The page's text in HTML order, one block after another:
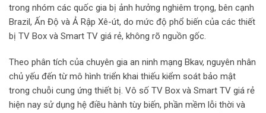
trong nhóm các quốc gia bị ảnh hưởng nghiêm trọng, bên cạnh
Brazil, Ấn Độ và Ả Rập Xê-út, do mức độ phổ biến của các thiết
bị TV Box và Smart TV giá rẻ, không rõ nguồn gốc.
Theo phân tích của chuyên gia an ninh mạng Bkav, nguyên nhân
chủ yếu đến từ mô hình triển khai thiếu kiểm soát bảo mật
trong chuỗi cung ứng thiết bị. Vô số TV Box và Smart TV giá rẻ
hiện nay sử dụng hệ điều hành tùy biến, phần mềm lỗi thời và